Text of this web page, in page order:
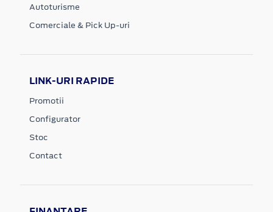
Autoturisme
Comerciale & Pick Up-uri
LINK-URI RAPIDE
Promotii
Configurator
Stoc
Contact